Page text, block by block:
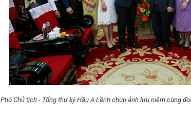
Phó Chủ tịch - Tổng thư ký Hầu A Lềnh chụp ảnh lưu niệm cùng